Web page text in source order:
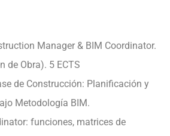
Manager & BIM Coordinator.
de Obra). 5 ECTS
de Construcción: Planificación y
Metodología BIM.
funciones, matrices de